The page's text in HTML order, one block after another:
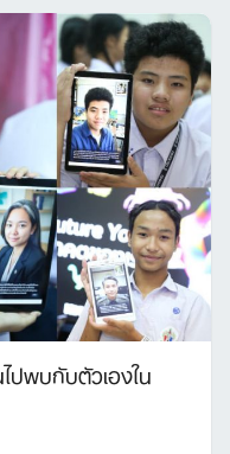
พบกับตัวเองใน